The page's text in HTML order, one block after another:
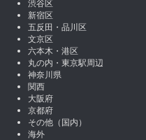
渋谷区
新宿区
五反田・品川区
文京区
六本木・港区
丸の内・東京駅周辺
神奈川県
関西
大阪府
京都府
その他（国内）
海外